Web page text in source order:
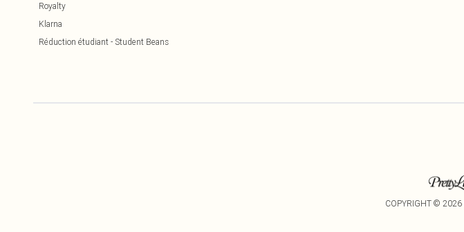
Royalty
Klarna
Réduction étudiant - Student Beans
COPYRIGHT © 2026